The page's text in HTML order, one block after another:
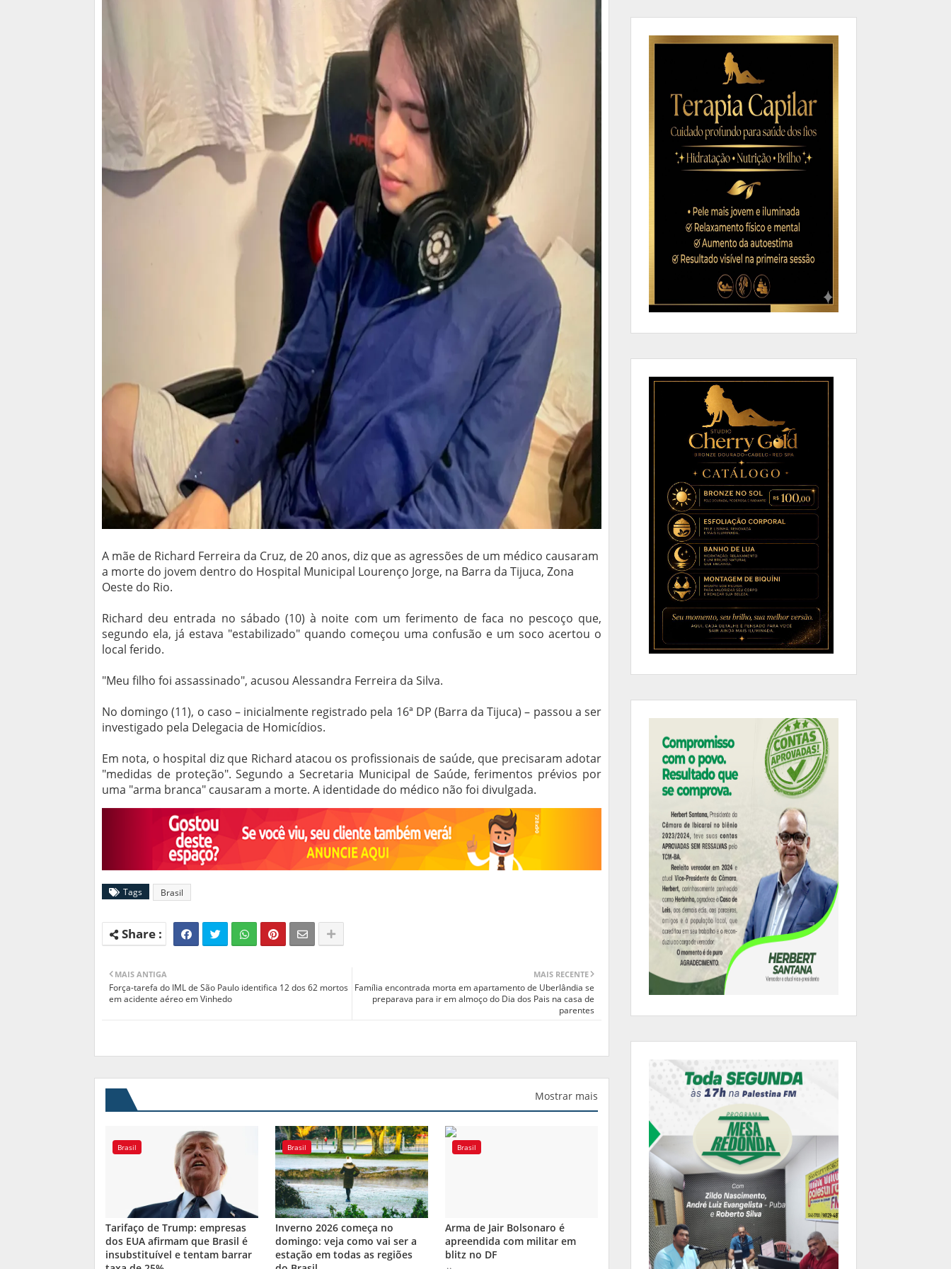
A mãe de Richard Ferreira da Cruz, de 20 anos, diz que as agressões de um médico causaram
a morte do jovem dentro do Hospital Municipal Lourenço Jorge, na Barra da Tijuca, Zona
Oeste do Rio.
Richard deu entrada no sábado (10) à noite com um ferimento de faca no pescoço que,
segundo ela, já estava "estabilizado" quando começou uma confusão e um soco acertou o
local ferido.
"Meu filho foi assassinado", acusou Alessandra Ferreira da Silva.
No domingo (11), o caso – inicialmente registrado pela 16ª DP (Barra da Tijuca) – passou a ser
investigado pela Delegacia de Homicídios.
Em nota, o hospital diz que Richard atacou os profissionais de saúde, que precisaram adotar
"medidas de proteção". Segundo a Secretaria Municipal de Saúde, ferimentos prévios por
uma "arma branca" causaram a morte. A identidade do médico não foi divulgada.
Tags Brasil
MAIS RECENTE
Família encontrada morta em apartamento de Uberlândia se
preparava para ir em almoço do Dia dos Pais na casa de
parentes
MAIS ANTIGA
Força-tarefa do IML de São Paulo identifica 12 dos 62 mortos
em acidente aéreo em Vinhedo
Mostrar mais
Brasil
Tarifaço de Trump: empresas
dos EUA afirmam que Brasil é
insubstituível e tentam barrar
Brasil
Inverno 2026 começa no
domingo: veja como vai ser a
estação em todas as regiões
Brasil
Arma de Jair Bolsonaro é
apreendida com militar em
blitz no DF